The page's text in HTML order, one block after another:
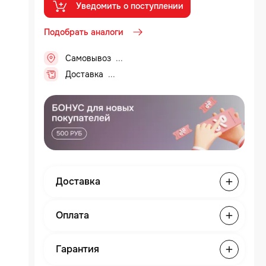
Уведомить о поступлении
Подобрать аналоги
Самовывоз ..
Доставка ..
Доставка
Оплата
Гарантия